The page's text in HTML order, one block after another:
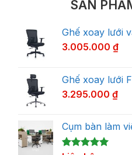
SẢN
Ghế xoay lưới
3.005.000 ₫
Ghế xoay lưới
3.295.000 ₫
Cụm bàn làm